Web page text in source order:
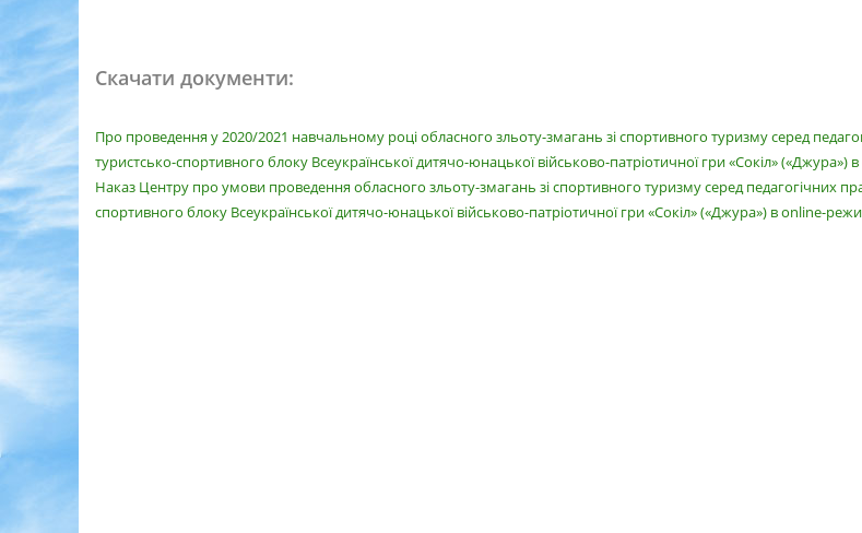
Скачати документи:
Про проведення у 2020/2021 навчальному році обласного зльоту-змагань зі спортивного туризму серед
туристсько-спортивного блоку Всеукраїнської дитячо-юнацької військово-патріотичної гри «Сокіл» («Джура»)
Наказ Центру про умови проведення обласного зльоту-змагань зі спортивного туризму серед педагогічних
спортивного блоку Всеукраїнської дитячо-юнацької військово-патріотичної гри «Сокіл» («Джура») в оnlіnе-